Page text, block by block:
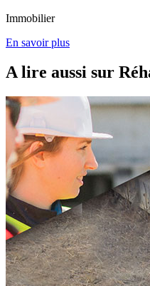
Immobilier
En savoir plus
A lire aussi sur